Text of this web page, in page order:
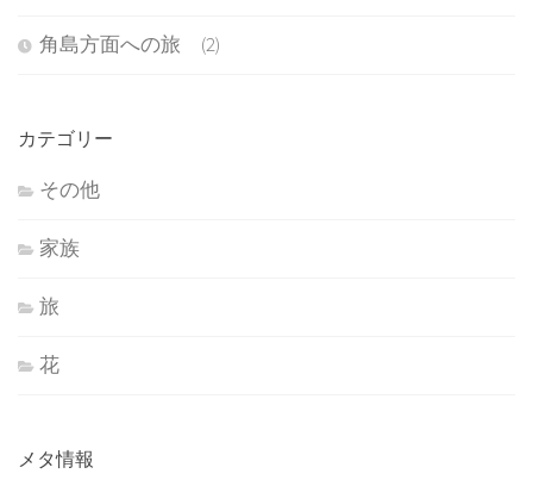
角島方面への旅 (2)
カテゴリー
その他
家族
旅
花
メタ情報